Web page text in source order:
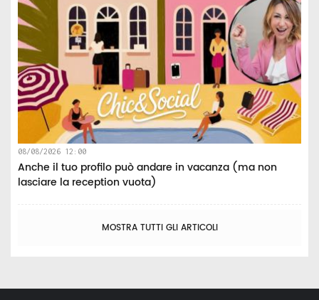
08/08/2026 12:00
Anche il tuo profilo può andare in vacanza (ma non
lasciare la reception vuota)
MOSTRA TUTTI GLI ARTICOLI